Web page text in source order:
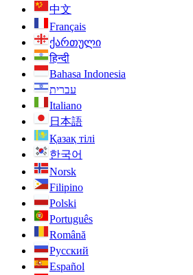
中文
Français
ქართული
हिन्दी
Bahasa Indonesia
עברית
Italiano
日本語
Қазақ тілі
한국어
Norsk
Filipino
Polski
Português
Română
Русский
Español